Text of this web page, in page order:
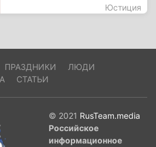
Юстиция
ПРАЗДНИКИ
ЛЮДИ
СТАТЬИ
© 2021 RusTeam.media
Российское
информационное